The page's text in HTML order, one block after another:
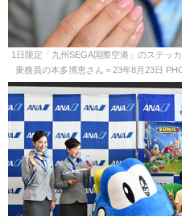
1日限定「九州SEGA国際空港」のステッ
乗務員の本多博恵さん＝23年8月23日